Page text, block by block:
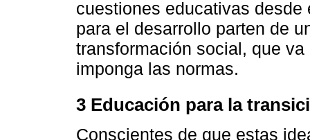
cuestiones educativas
para el desarrollo parten de
transformación social, que
imponga las normas.
3 Educación para la
Conscientes de que estas